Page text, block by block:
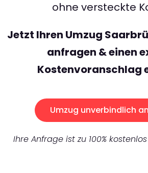
ohne versteckte
Jetzt Ihren Umzug
anfragen & einen
Kostenvoranschlag
Umzug unverbindlich
Ihre Anfrage ist zu 100%